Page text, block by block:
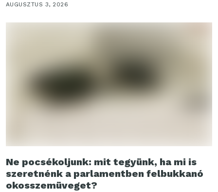
AUGUSZTUS 3, 2026
Ne pocsékoljunk: mit tegyünk, ha mi is
szeretnénk a parlamentben felbukkanó
okosszemüveget?